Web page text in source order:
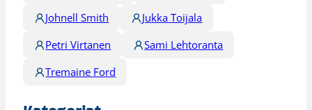
Johnell Smith
Jukka Toijala
Petri Virtanen
Sami Lehtoranta
Tremaine Ford